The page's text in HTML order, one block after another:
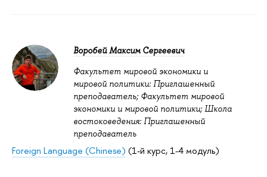
Воробей Максим Сергеевич
Факультет мировой экономики и
мировой политики: Приглашенный
преподаватель; Факультет мировой
экономики и мировой политики; Школа
востоковедения: Приглашенный
преподаватель
Foreign Language (Chinese) (1-й курс, 1-4 модуль)